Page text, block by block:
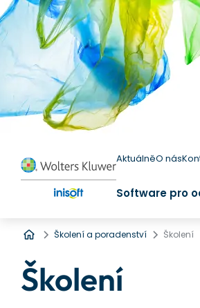
AktuálněO nás
Software pro
Úvod
Školení a poradenství Školení
Školení